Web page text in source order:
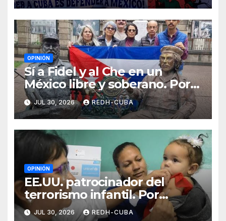
OPINIÓN
Sí a Fidel y al Che en un
México libre y soberano. Por
Luis Manuel Arce Issac
JUL 30, 2026 REDH-CUBA
OPINIÓN
EE.UU. patrocinador del
terrorismo infantil. Por
Ramón Pedregal Casanova
JUL 30, 2026 REDH-CUBA